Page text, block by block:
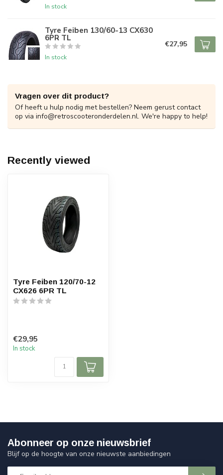
In stock
Tyre Feiben 130/60-13 CX630
6PR TL
In stock
€27,95
Vragen over dit product?
Of heeft u hulp nodig met bestellen? Neem gerust contact
op via info@retroscooteronderdelen.nl. We're happy to help!
Recently viewed
Tyre Feiben 120/70-12
CX626 6PR TL
€29,95
In stock
Abonneer op onze nieuwsbrief
Blijf op de hoogte van onze nieuwste aanbiedingen